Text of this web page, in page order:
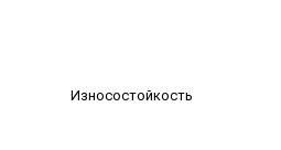
Износостойкость